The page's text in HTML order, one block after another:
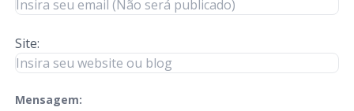
Site:
Mensagem:
check-terms